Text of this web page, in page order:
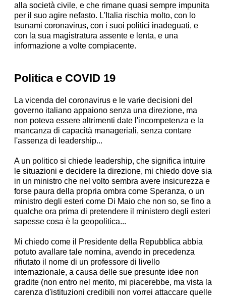
alla società civile, e che rimane quasi sempre impunita
per il suo agire nefasto. L'Italia rischia molto, con lo
tsunami coronavirus, con i suoi politici inadeguati, e
con la sua magistratura assente e lenta, e una
informazione a volte compiacente.
Politica e COVID 19
La vicenda del coronavirus e le varie decisioni del
governo italiano appaiono senza una direzione, ma
non poteva essere altrimenti date l'incompetenza e la
mancanza di capacità manageriali, senza contare
l'assenza di leadership...
A un politico si chiede leadership, che significa intuire
le situazioni e decidere la direzione, mi chiedo dove sia
in un ministro che nel volto sembra avere insicurezza e
forse paura della propria ombra come Speranza, o un
ministro degli esteri come Di Maio che non so, se fino a
qualche ora prima di pretendere il ministero degli esteri
sapesse cosa è la geopolitica...
Mi chiedo come il Presidente della Repubblica abbia
potuto avallare tale nomina, avendo in precedenza
rifiutato il nome di un professore di livello
internazionale, a causa delle sue presunte idee non
gradite (non entro nel merito, mi piacerebbe, ma vista la
carenza d'istituzioni credibili non vorrei attaccare quelle